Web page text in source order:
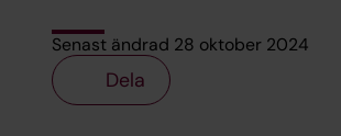
Senast ändrad 28 oktober 2024
Dela